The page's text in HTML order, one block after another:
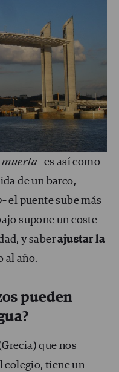
muerta–es así como
de un barco,
– el puente sube más
supone un coste
y saberajustar la
al año.
pueden
que nos
colegio, tiene un